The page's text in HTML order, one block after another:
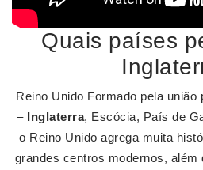
Quais países
Reino Unido Formado pela
– Inglaterra, Escócia, País de
o Reino Unido agrega muita
grandes centros modernos, além